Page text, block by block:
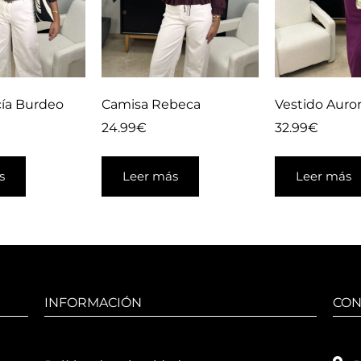
Burdeo
Camisa Rebeca
24.99€
Leer más
Vestido
32.99€
Leer más
INFORMACIÓN